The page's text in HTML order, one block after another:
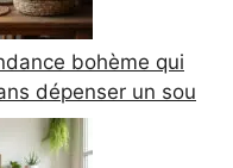
bohème qui
dépenser un sou